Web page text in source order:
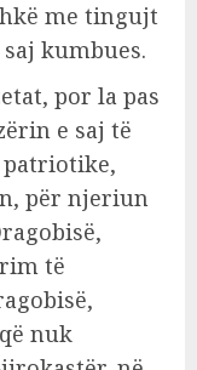
me tingujt
kumbues.
por la pas
e saj të
patriotike,
për njeriun
të
nuk